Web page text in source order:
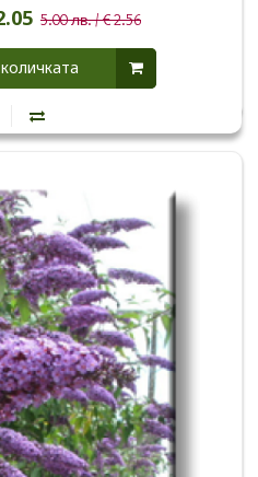
5.00 лв. / € 2.56